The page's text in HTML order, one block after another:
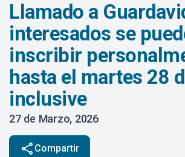
Llamado a
interesados se
inscribir
hasta el martes 28
inclusive
27 de Marzo, 2026
share Compartir